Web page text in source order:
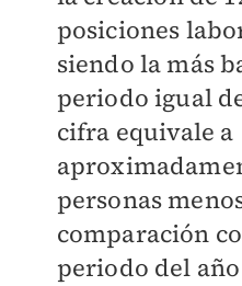
posiciones
siendo la más
periodo igual
cifra equivale a
personas
comparación
periodo del